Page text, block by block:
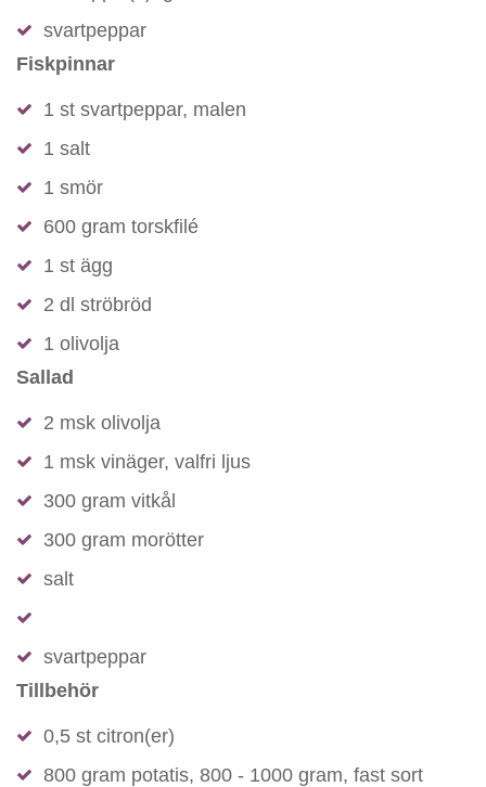
svartpeppar
Fiskpinnar
1 st svartpeppar, malen
1 salt
1 smör
600 gram torskfilé
1 st ägg
2 dl ströbröd
1 olivolja
Sallad
2 msk olivolja
1 msk vinäger, valfri ljus
300 gram vitkål
300 gram morötter
salt
svartpeppar
Tillbehör
0,5 st citron(er)
800 gram potatis, 800 - 1000 gram, fast sort